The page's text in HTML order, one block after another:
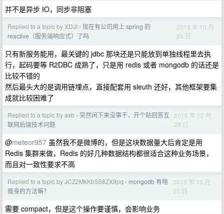
并不是异步 IO，同步非阻塞
Replied to a topic by XDJI › 现在有公司用上 spring 的
reactive（服务端响应式）了吗
2019 年 10 月
29 日
只有新服务能用，最关键的 jdbc 那块还是只能放到单独线程里去执
行，起码要等 R2DBC 成熟了，只是用 redis 或者 mongodb 的话还是
比较不错的
然后最头大的是调用链埋点，直接配套用 sleuth 还好，其他框架要集
成就比较困难了
Replied to a topic by axb › 突然闲下来没事干，开个贴回答互
联网后端技术问题
2019 年 10 月
28 日
@meteor957 虽然我不是微博的，但是这块数据量大后肯定是用
Redis 集群来做，Redis 的好几种数据结构都很适合这种业务场景，
而且对一致性要求不高
Replied to a topic by JCZ2MkKb5S8ZX9pq › mongodb 有啥
瘦身的方法嘛？
2019 年 10 月
23 日
需要 compact，但是这个操作要谨慎，会影响业务